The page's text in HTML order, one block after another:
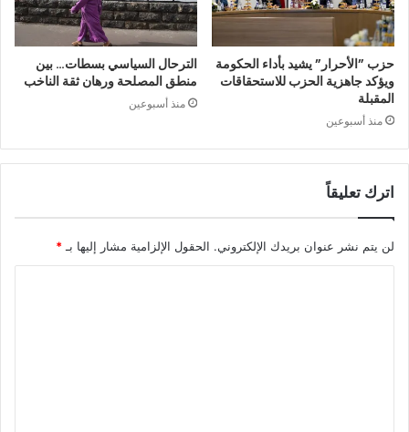
حزب ”الأحرار” يشيد بأداء الحكومة
ويؤكد جاهزية الحزب للاستحقاقات
المقبلة
منذ أسبوعين
الترحال السياسي بسطات… بين
منطق المصلحة ورهان ثقة الناخب
منذ أسبوعين
اترك تعليقاً
لن يتم نشر عنوان بريدك الإلكتروني. الحقول الإلزامية مشار إليها بـ *